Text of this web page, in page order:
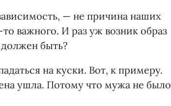
— не причина наших
то важного. И раз уж возник образ
должен быть?
на куски. Вот, к примеру.
ушла. Потому что мужа не было